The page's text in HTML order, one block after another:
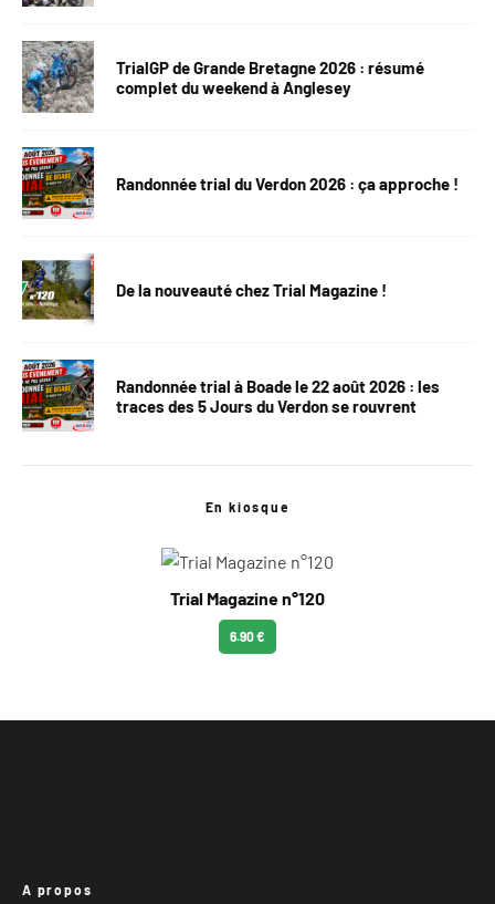
TrialGP de Grande Bretagne 2026 : résumé
complet du weekend à Anglesey
Randonnée trial du Verdon 2026 : ça approche !
De la nouveauté chez Trial Magazine !
Randonnée trial à Boade le 22 août 2026 : les
traces des 5 Jours du Verdon se rouvrent
En kiosque
Trial Magazine n°120
6.90 €
A propos